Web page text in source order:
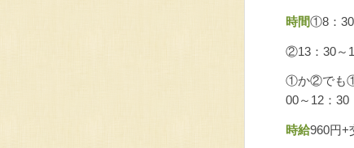
時間①8：30
②13：30～
①か②でも
00～12：30
時給960円+